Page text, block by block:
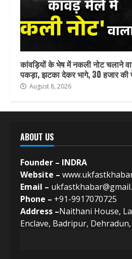
कांवड़ियों के भेष में नकली नोट चलाने
पकड़ा, झटका देकर भागे, 30 हजार
August 8, 2026
ABOUT US
Founder – INDRA
Website –
Email –
Phone – +91-9917070725
Address –Naithani House,
Enclave, Badripur,